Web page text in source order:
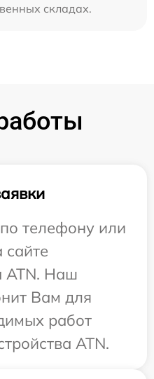
складах.
телефону или
сайте
ATN. Наш
Вам для
работ
ATN.